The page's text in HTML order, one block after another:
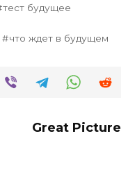
тест будущее
что ждет в будущем
Great Picture